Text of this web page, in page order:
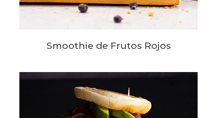
Smoothie de Frutos Rojos